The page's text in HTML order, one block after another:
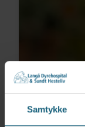
SamtykkeLars